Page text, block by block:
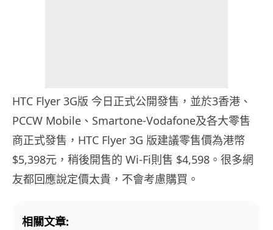
HTC Flyer 3G版 今日正式公開發售，並於3香港、
PCCW Mobile、Smartone-Vodafone及各大零售
商正式發售，HTC Flyer 3G 版建議零售價為港幣
$5,398元，稍後開售的 Wi-Fi則售 $4,598。很多網
友都回應說定價太貴，不會考慮購買。
相關文章: